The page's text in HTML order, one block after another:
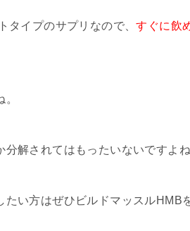
タイプのサプリなので、すぐに飲
解されてはもったいないですよね
い方はぜひビルドマッスルHMB